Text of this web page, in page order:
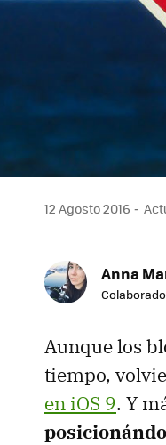
12 Agosto 2016
Anna
Aunque los
tiempo,
en iOS 9. Y